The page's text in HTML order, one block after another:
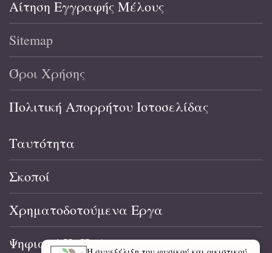
Αίτηση Εγγραφής Μέλους
Sitemap
Όροι Χρήσης
Πολιτική Απορρήτου Ιστοσελίδας
Ταυτότητα
Σκοποί
Χρηματοδοτούμενα Εργα
Ψηφιακό Κ. Π. Α.